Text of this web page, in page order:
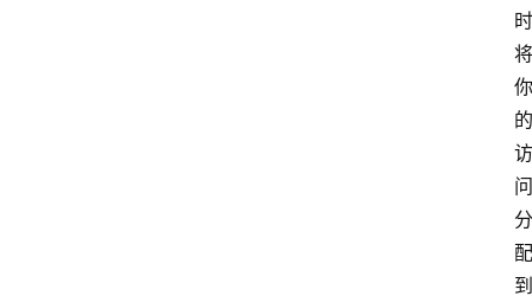
时
将
你
的
访
问
分
配
到